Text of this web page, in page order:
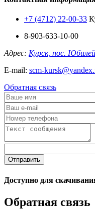
+7 (4712) 22-00-33
8-903-633-10-00
Адрес: Курск, пос.
E-mail: scm-
Обратная связь
Отправить
Доступно для
Обратная связь